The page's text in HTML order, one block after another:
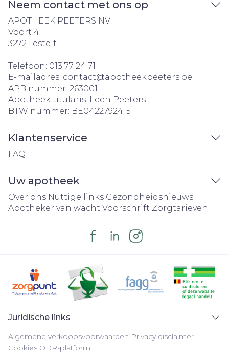
Neem contact met ons op
APOTHEEK PEETERS NV
Voort 4
3272 Testelt
Telefoon: 013 77 24 71
E-mailadres: contact@apotheekpeeters.be
APB nummer: 263001
Apotheek titularis: Leen Peeters
BTW nummer: BE0422792415
Klantenservice
FAQ
Uw apotheek
Over ons Nuttige links Gezondheidsnieuws
Apotheker van wacht Voorschrift Zorgtarieven
Juridische links
Algemene verkoopsvoorwaarden Privacy disclaimer
Cookies ODR-platform